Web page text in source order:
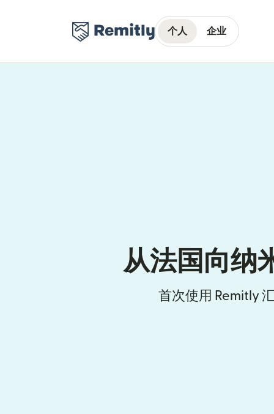
个人 企业
从法国向纳
首次使用 Remitly